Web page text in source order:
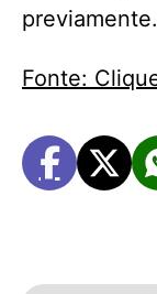
previamente.
Fonte: